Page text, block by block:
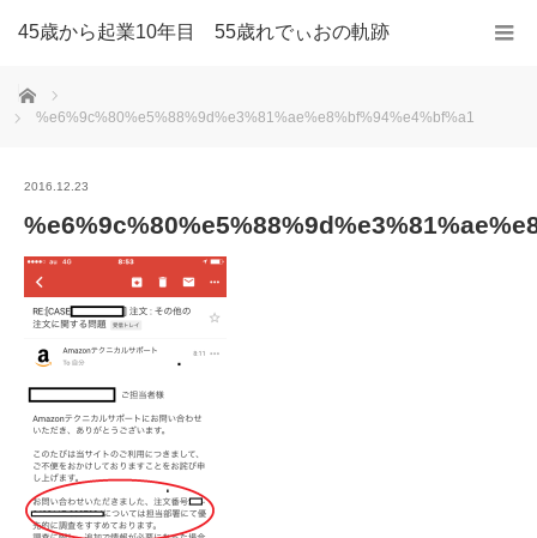
45歳から起業10年目 55歳れでぃおの軌跡
ホーム
%e6%9c%80%e5%88%9d%e3%81%ae%e8%bf%94%e4%bf%a1
2016.12.23